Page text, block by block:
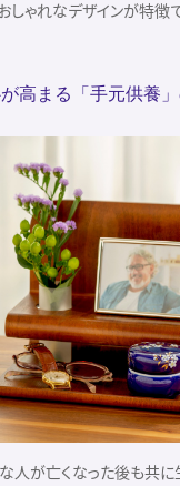
しゃれなデザインが特徴で
高まる 「手元供養
人が亡くなった後も共に